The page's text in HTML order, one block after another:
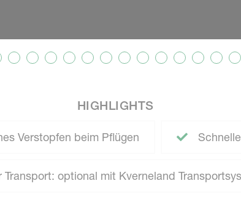
HIGHLIGHTS
Verstopfen beim Pflügen
Transport: optional mit Kverneland